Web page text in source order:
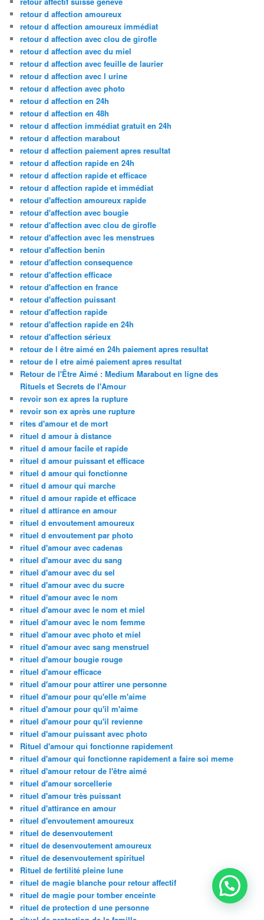
retour d affection amoureux
retour d affection amoureux immédiat
retour d affection avec clou de girofle
retour d affection avec du miel
retour d affection avec feuille de laurier
retour d affection avec l urine
retour d affection avec photo
retour d affection en 24h
retour d affection en 48h
retour d affection immédiat gratuit en 24h
retour d affection marabout
retour d affection paiement apres resultat
retour d affection rapide en 24h
retour d affection rapide et efficace
retour d affection rapide et immédiat
retour d'affection amoureux rapide
retour d'affection avec bougie
retour d'affection avec clou de girofle
retour d'affection avec les menstrues
retour d'affection benin
retour d'affection consequence
retour d'affection efficace
retour d'affection en france
retour d'affection puissant
retour d'affection rapide
retour d'affection rapide en 24h
retour d'affection sérieux
retour de l être aimé en 24h paiement apres resultat
retour de l etre aimé paiement apres resultat
Retour de l'Être Aimé : Medium Marabout en ligne des
Rituels et Secrets de l'Amour
revoir son ex apres la rupture
revoir son ex après une rupture
rites d'amour et de mort
rituel d amour à distance
rituel d amour facile et rapide
rituel d amour puissant et efficace
rituel d amour qui fonctionne
rituel d amour qui marche
rituel d amour rapide et efficace
rituel d attirance en amour
rituel d envoutement amoureux
rituel d envoutement par photo
rituel d'amour avec cadenas
rituel d'amour avec du sang
rituel d'amour avec du sel
rituel d'amour avec du sucre
rituel d'amour avec le nom
rituel d'amour avec le nom et miel
rituel d'amour avec le nom femme
rituel d'amour avec photo et miel
rituel d'amour avec sang menstruel
rituel d'amour bougie rouge
rituel d'amour efficace
rituel d'amour pour attirer une personne
rituel d'amour pour qu'elle m'aime
rituel d'amour pour qu'il m'aime
rituel d'amour pour qu'il revienne
rituel d'amour puissant avec photo
Rituel d'amour qui fonctionne rapidement
rituel d'amour qui fonctionne rapidement a faire soi meme
rituel d'amour retour de l'être aimé
rituel d'amour sorcellerie
rituel d'amour très puissant
rituel d'attirance en amour
rituel d'envoutement amoureux
rituel de desenvoutement
rituel de desenvoutement amoureux
rituel de desenvoutement spirituel
Rituel de fertilité pleine lune
rituel de magie blanche pour retour affectif
rituel de magie pour tomber enceinte
rituel de protection d une personne